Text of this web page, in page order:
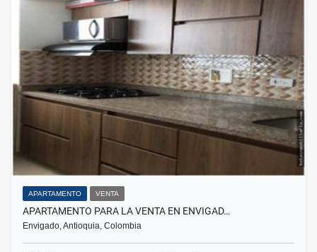
APARTAMENTO VENTA
APARTAMENTO PARA LA VENTA EN ENVIGAD…
Envigado, Antioquia, Colombia